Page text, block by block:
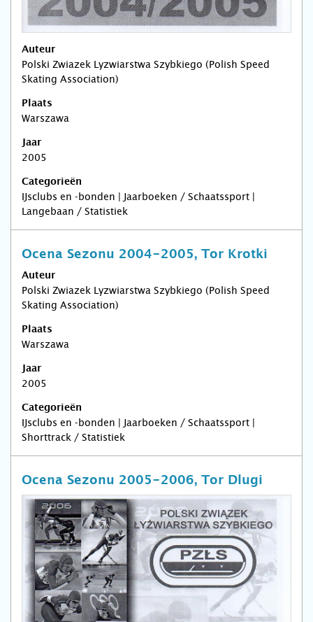
Auteur
Polski Zwiazek Lyzwiarstwa Szybkiego (Polish Speed
Skating Association)
Plaats
Warszawa
Jaar
2005
Categorieën
IJsclubs en -bonden | Jaarboeken / Schaatssport |
Langebaan / Statistiek
Ocena Sezonu 2004-2005, Tor Krotki
Auteur
Polski Zwiazek Lyzwiarstwa Szybkiego (Polish Speed
Skating Association)
Plaats
Warszawa
Jaar
2005
Categorieën
IJsclubs en -bonden | Jaarboeken / Schaatssport |
Shorttrack / Statistiek
Ocena Sezonu 2005-2006, Tor Dlugi